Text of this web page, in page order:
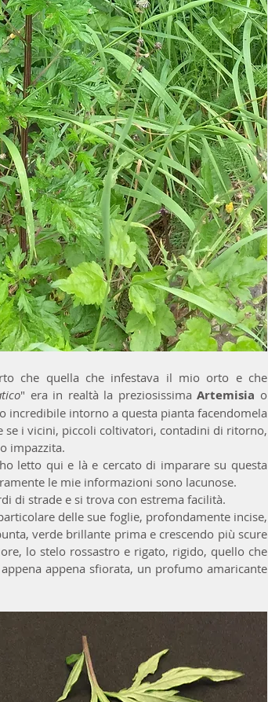
che quella che infestava il mio orto e che
" era in realtà la preziosissima Artemisia
incredibile intorno a questa pianta facendomela
se i vicini, piccoli coltivatori, contadini di ritorno,
impazzita.
letto qui e là e cercato di imparare su questa
le mie informazioni sono lacunose.
di strade e si trova con estrema facilità.
delle sue foglie, profondamente incise,
verde brillante prima e crescendo più scure
lo stelo rossastro e rigato, rigido, quello che
appena sfiorata, un profumo amaricante